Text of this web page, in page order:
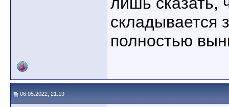
складывается
полностью
06.05.2022, 21:19